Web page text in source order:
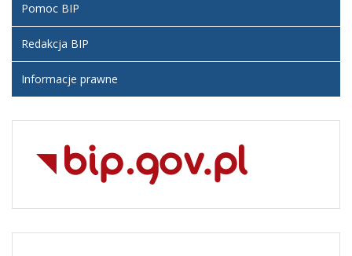
Pomoc BIP
Redakcja BIP
Informacje prawne